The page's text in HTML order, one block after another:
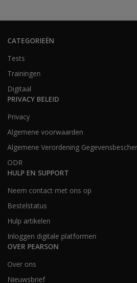
CATEGORIEËN
Tests
Trainingen
Digitaal
PRIVACY BELEID
Privacy
Algemene voorwaarden
Algemene Verordening
ODR
HULP EN SUPPORT
Neem contact met ons op
Bestelstatus
Hulp artikelen
Inloggen digitale platformen
OVER PEARSON
Over ons
Nieuwsbrief